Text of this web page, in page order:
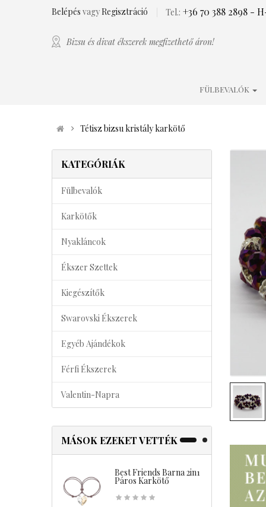
Belépés vagyRegisztráció Tel.: +36 70 388 2898 -
Bizsu és divat ékszerek megfizethető áron!
FÜLBEVALÓK
Tétisz bizsu kristály karkötő
KATEGÓRIÁK
Fülbevalók
Karkötők
Nyakláncok
Ékszer Szettek
Kiegészítők
Swarovski Ékszerek
Egyéb Ajándékok
Férfi Ékszerek
Valentin-Napra
MÁSOK EZEKET VETTÉK
Best Friends Barna 2in1
Páros Karkötő